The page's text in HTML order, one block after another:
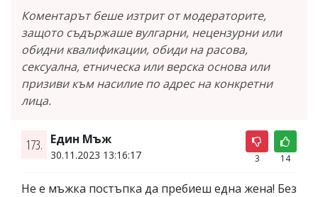
Коментарът беше изтрит от модераторите,
защото съдържаше вулгарни, нецензурни или
обидни квалификации, обиди на расова,
сексуална, етническа или верска основа или
призиви към насилие по адрес на конкретни
лица.
173. Един Мъж
30.11.2023 13:16:17 3 14
Не е мъжка постъпка да пребиеш една жена! Без